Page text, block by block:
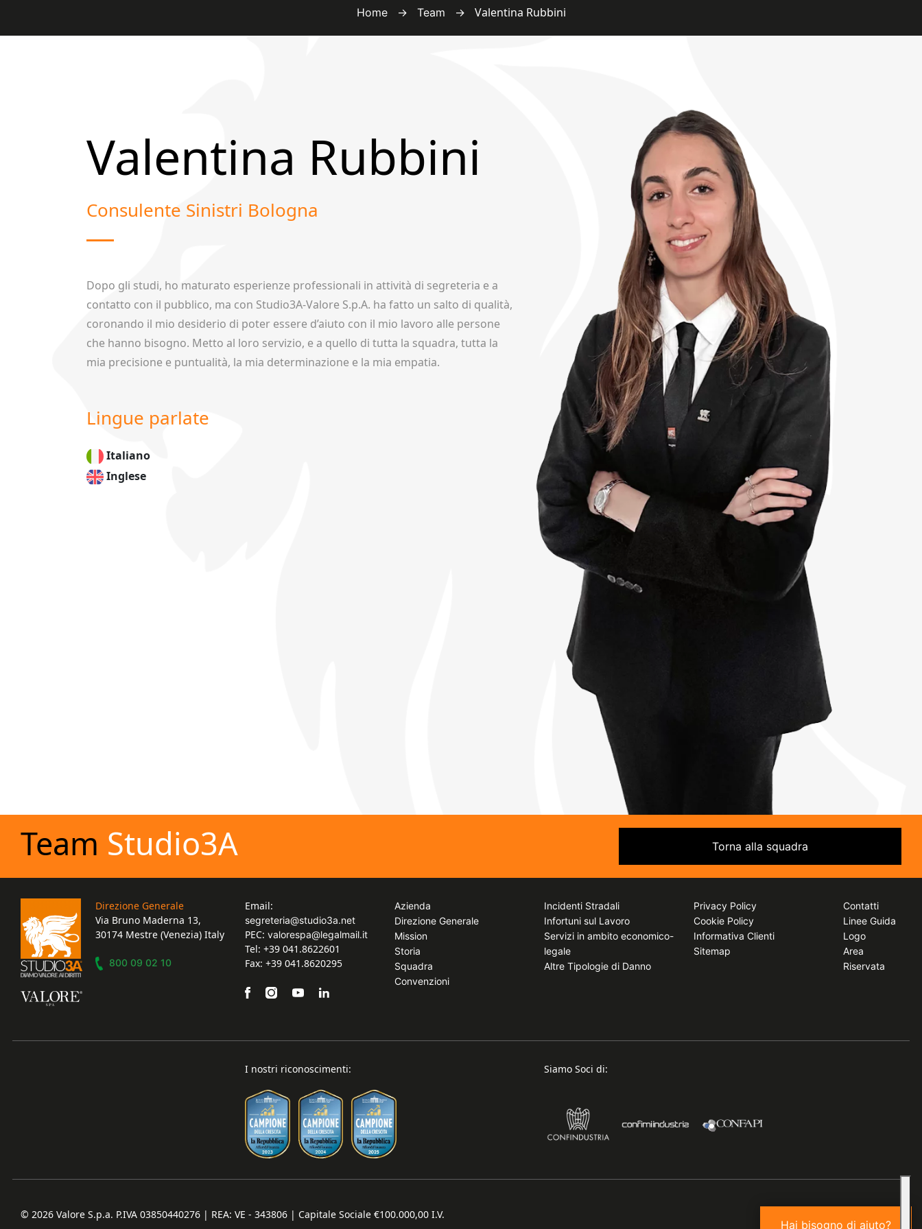
Hai bisogno di aiuto?
Home → Team → Valentina Rubbini
Valentina Rubbini
Consulente Sinistri Bologna
Dopo gli studi, ho maturato esperienze professionali in attività di segreteria e a
contatto con il pubblico, ma con Studio3A-Valore S.p.A. ha fatto un salto di qualità,
coronando il mio desiderio di poter essere d’aiuto con il mio lavoro alle persone
che hanno bisogno. Metto al loro servizio, e a quello di tutta la squadra, tutta la
mia precisione e puntualità, la mia determinazione e la mia empatia.
Lingue parlate
Italiano
Inglese
Team Studio3A Torna alla squadra
Direzione Generale
Via Bruno Maderna 13,
30174 Mestre (Venezia) Italy
800 09 02 10
Email:
segreteria@studio3a.net
PEC: valorespa@legalmail.it
Tel: +39 041.8622601
Fax: +39 041.8620295
Azienda
Direzione Generale
Mission
Storia
Squadra
Convenzioni
Incidenti Stradali
Infortuni sul Lavoro
Servizi in ambito economico-
legale
Altre Tipologie di Danno
Privacy Policy
Cookie Policy
Informativa Clienti
Sitemap
Contatti
Linee Guida
Logo
Area
Riservata
I nostri riconoscimenti: Siamo Soci di:
© 2026 Valore S.p.a. P.IVA 03850440276 | REA: VE - 343806 | Capitale Sociale €100.000,00 I.V.